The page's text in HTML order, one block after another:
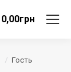
0,00грн
Гость